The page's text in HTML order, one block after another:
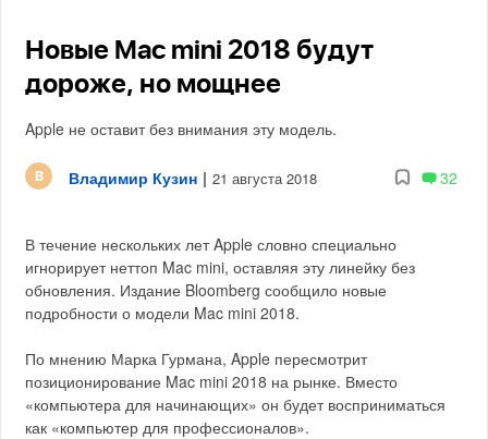
Новые Mac mini 2018 будут
дороже, но мощнее
Apple не оставит без внимания эту модель.
Владимир Кузин | 21 августа 2018 32
В течение нескольких лет Apple словно специально
игнорирует неттоп Mac mini, оставляя эту линейку без
обновления. Издание Bloomberg сообщило новые
подробности о модели Mac mini 2018.
По мнению Марка Гурмана, Apple пересмотрит
позиционирование Mac mini 2018 на рынке. Вместо
«компьютера для начинающих» он будет восприниматься
как «компьютер для профессионалов».